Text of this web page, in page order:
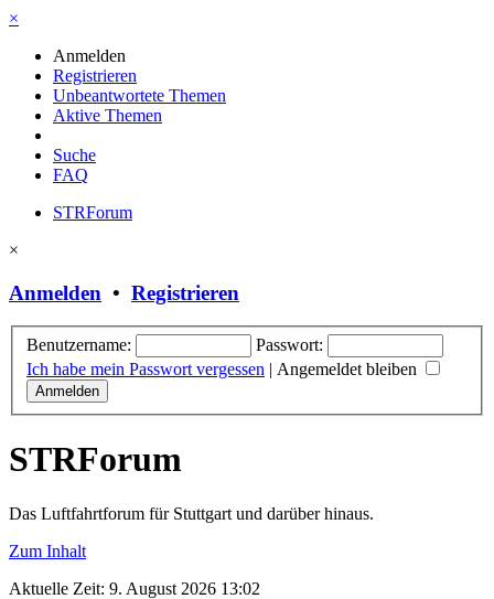
×
Anmelden
Registrieren
Unbeantwortete Themen
Aktive Themen
Suche
FAQ
STRForum
×
Anmelden • Registrieren
Benutzername:
Passwort:
Ich habe mein Passwort vergessen | Angemeldet bleiben
STRForum
Das Luftfahrtforum für Stuttgart und darüber hinaus.
Zum Inhalt
Aktuelle Zeit: 9. August 2026 13:02